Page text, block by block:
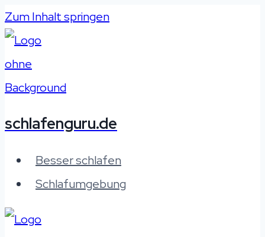
Zum Inhalt springen
schlafenguru.de
Besser schlafen
Schlafumgebung